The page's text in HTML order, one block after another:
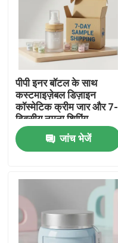
उत्पाद
हमारे बारे में
पीपी इनर बॉटल के साथ
कस्टमाइज़ेबल डिज़ाइन
कॉस्मेटिक क्रीम जार और 7-
दिवसीय नमूना शिपिंग
जांच भेजें